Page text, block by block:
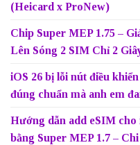
(Heicard x ProNew)
Chip Super MEP 1.75 –
Lên Sóng 2 SIM Chỉ 2
iOS 26 bị lỗi nút điều
đúng chuẩn mà anh em
Hướng dẫn add eSIM
bằng Super MEP 1.7 –